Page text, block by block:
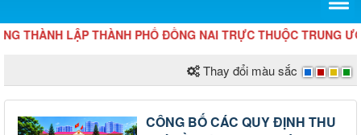
LẬP THÀNH PHỐ ĐỒNG NAI TRỰC THUỘC TRUNG
Thay đổi màu sắc
CÔNG BỐ CÁC QUY ĐỊNH THU